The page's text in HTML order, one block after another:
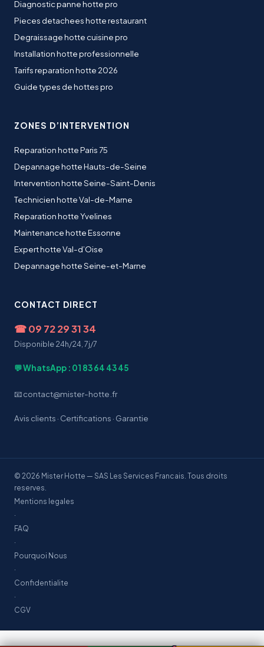
Diagnostic panne hotte pro
Pieces detachees hotte restaurant
Degraissage hotte cuisine pro
Installation hotte professionnelle
Tarifs reparation hotte 2026
Guide types de hottes pro
ZONES D’INTERVENTION
Reparation hotte Paris 75
Depannage hotte Hauts-de-Seine
Intervention hotte Seine-Saint-Denis
Technicien hotte Val-de-Marne
Reparation hotte Yvelines
Maintenance hotte Essonne
Expert hotte Val-d’Oise
Depannage hotte Seine-et-Marne
CONTACT DIRECT
☎09 72 29 31 34
Disponible 24h/24, 7j/7
💬 WhatsApp : 01 83 64 43 45
📧 contact@mister-hotte.fr
Avis clients · Certifications · Garantie
© 2026 Mister Hotte — SAS Les Services Francais. Tous droits
reserves.
Mentions legales
·
FAQ
·
Pourquoi Nous
·
Confidentialite
·
CGV